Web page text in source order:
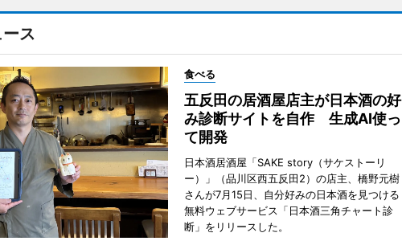
ス
食べる
五反田の居酒屋店主が日本酒の好
み診断サイトを自作 生成AI使っ
て開発
日本酒居酒屋「SAKE story（サケストーリ
ー）」（品川区西五反田2）の店主、橋野元樹
さんが7月15日、自分好みの日本酒を見つける
無料ウェブサービス「日本酒三角チャート診
断」をリリースした。